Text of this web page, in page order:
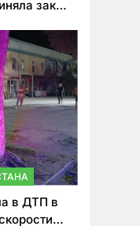
закон
в ДТП в